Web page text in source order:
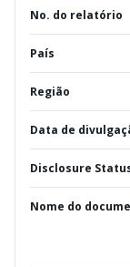
No. do relatório
País
Região
Data de
Disclosure
Nome do